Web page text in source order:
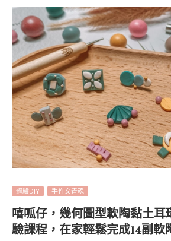
體驗DIY 手作文青魂
嘻呱仔，幾何圖型軟陶黏土
驗課程，在家輕鬆完成14副軟